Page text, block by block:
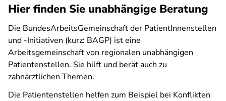
Hier finden Sie unabhängige Beratung
Die BundesArbeitsGemeinschaft der PatientInnenstellen
und -Initiativen (kurz: BAGP) ist eine
Arbeitsgemeinschaft von regionalen unabhängigen
Patientenstellen. Sie hilft und berät auch zu
zahnärztlichen Themen.
Die Patientenstellen helfen zum Beispiel bei Konflikten